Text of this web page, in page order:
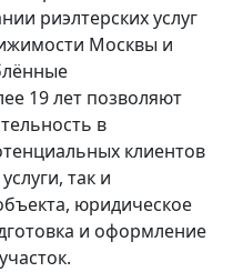
риэлтерских услуг
Москвы и
19 лет позволяют
в
клиентов
так и
юридическое
и оформление